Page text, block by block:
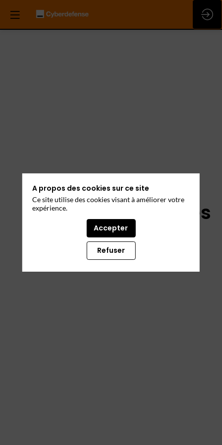
Mentions Légales
A propos des cookies sur ce site
Ce site utilise des cookies visant à améliorer votre
expérience.
Accepter
Refuser